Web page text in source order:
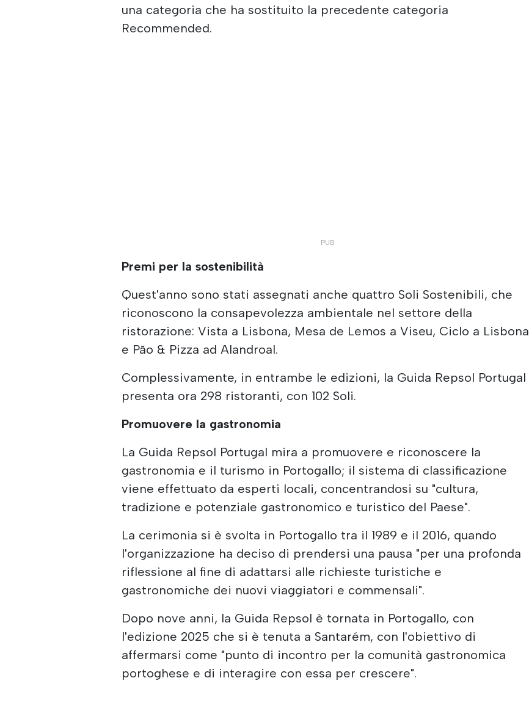
una categoria che ha sostituito la precedente categoria
Recommended.
Premi per la sostenibilità
Quest'anno sono stati assegnati anche quattro Soli Sostenibili, che
riconoscono la consapevolezza ambientale nel settore della
ristorazione: Vista a Lisbona, Mesa de Lemos a Viseu, Ciclo a Lisbona
e Pão & Pizza ad Alandroal.
Complessivamente, in entrambe le edizioni, la Guida Repsol Portugal
presenta ora 298 ristoranti, con 102 Soli.
Promuovere la gastronomia
La Guida Repsol Portugal mira a promuovere e riconoscere la
gastronomia e il turismo in Portogallo; il sistema di classificazione
viene effettuato da esperti locali, concentrandosi su "cultura,
tradizione e potenziale gastronomico e turistico del Paese".
La cerimonia si è svolta in Portogallo tra il 1989 e il 2016, quando
l'organizzazione ha deciso di prendersi una pausa "per una profonda
riflessione al fine di adattarsi alle richieste turistiche e
gastronomiche dei nuovi viaggiatori e commensali".
Dopo nove anni, la Guida Repsol è tornata in Portogallo, con
l'edizione 2025 che si è tenuta a Santarém, con l'obiettivo di
affermarsi come "punto di incontro per la comunità gastronomica
portoghese e di interagire con essa per crescere".